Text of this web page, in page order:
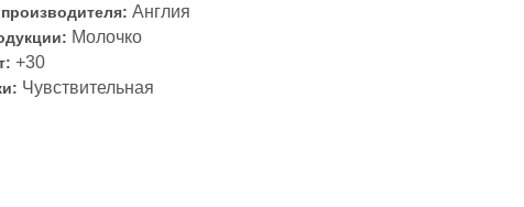
Англия
Молочко
+30
Чувствительная